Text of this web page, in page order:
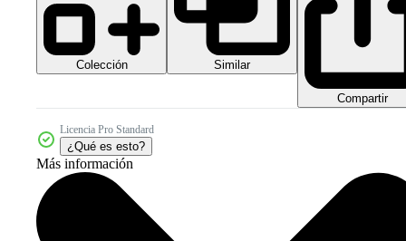
Colección Similar
Compartir
Licencia Pro Standard
¿Qué es esto?
Más información